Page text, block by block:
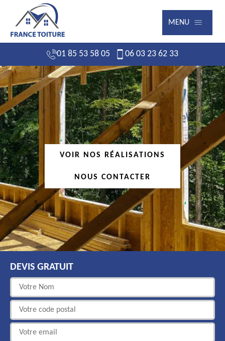
MENU
01 85 53 58 05 06 03 23 62 33
VOIR NOS RÉALISATIONS
NOUS CONTACTER
DEVIS GRATUIT